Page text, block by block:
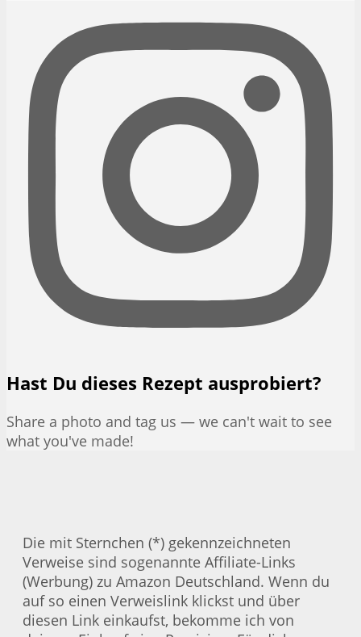
Hast Du dieses Rezept ausprobiert?
Share a photo and tag us — we can't wait to see
what you've made!
Die mit Sternchen (*) gekennzeichneten
Verweise sind sogenannte Affiliate-Links
(Werbung) zu Amazon Deutschland. Wenn du
auf so einen Verweislink klickst und über
diesen Link einkaufst, bekomme ich von